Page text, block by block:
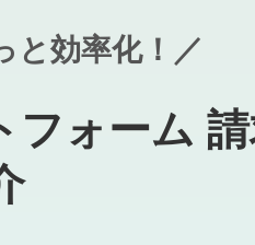
と効率化！／
ォーム 請